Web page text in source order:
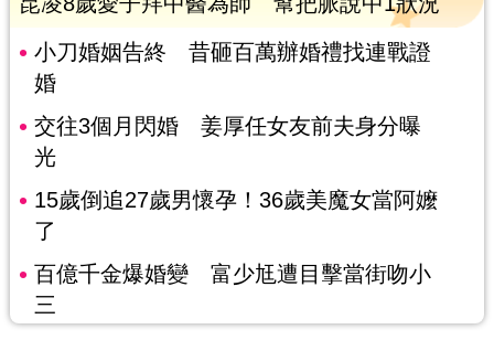
小刀婚姻告終 昔砸百萬辦婚禮找連戰證
婚
交往3個月閃婚 姜厚任女友前夫身分曝
光
15歲倒追27歲男懷孕！36歲美魔女當阿嬤
了
百億千金爆婚變 富少尪遭目擊當街吻小
三